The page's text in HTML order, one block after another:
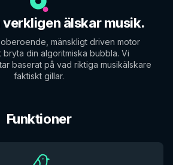
verkligen älskar musik.
mänskligt driven motor
din algoritmiska bubbla. Vi
baserat på vad riktiga musikälskare
faktiskt gillar.
Funktioner